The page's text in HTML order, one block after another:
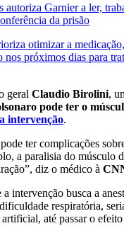
autoriza Garnier a ler,
da prisão
otimizar a
nos próximos dias para
geral Claudio Birolini,
pode ter o
intervenção.
ter complicações
a paralisia do músculo
diz o médico à
intervenção busca a
respiratória,
até passar o efeito